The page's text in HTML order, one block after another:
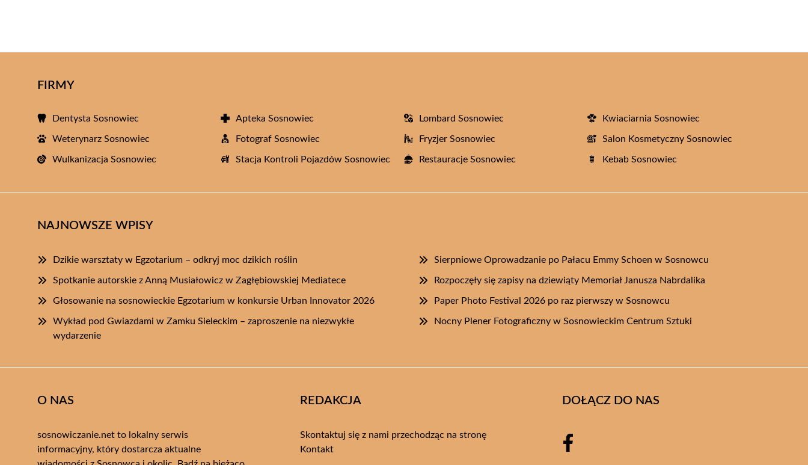
FIRMY
Dentysta Sosnowiec Apteka Sosnowiec Lombard Sosnowiec Kwiaciarnia Sosnowiec
Weterynarz Sosnowiec Fotograf Sosnowiec Fryzjer Sosnowiec Salon Kosmetyczny Sosnowiec
Wulkanizacja Sosnowiec Stacja Kontroli Pojazdów Sosnowiec Restauracje Sosnowiec Kebab Sosnowiec
NAJNOWSZE WPISY
Dzikie warsztaty w Egzotarium – odkryj moc dzikich roślin Sierpniowe Oprowadzanie po Pałacu Emmy Schoen w Sosnowcu
Spotkanie autorskie z Anną Musiałowicz w Zagłębiowskiej Mediatece Rozpoczęły się zapisy na dziewiąty Memoriał Janusza Nabrdalika
Głosowanie na sosnowieckie Egzotarium w konkursie Urban Innovator 2026 Paper Photo Festival 2026 po raz pierwszy w Sosnowcu
Wykład pod Gwiazdami w Zamku Sieleckim – zaproszenie na niezwykłe
wydarzenie
Nocny Plener Fotograficzny w Sosnowieckim Centrum Sztuki
O NAS
sosnowiczanie.net to lokalny serwis
informacyjny, który dostarcza aktualne
REDAKCJA
Skontaktuj się z nami przechodząc na stronę
Kontakt
DOŁĄCZ DO NAS